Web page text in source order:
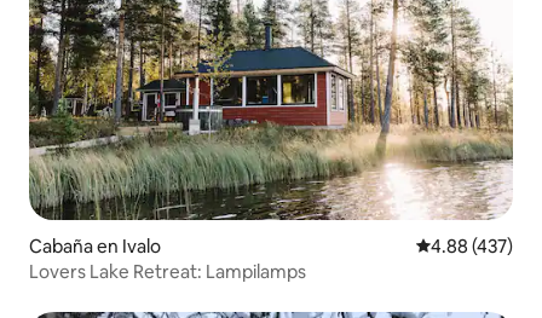
Cabaña en Ivalo Calificación
4.88 (437)
Lovers Lake Retreat: Lampilamps